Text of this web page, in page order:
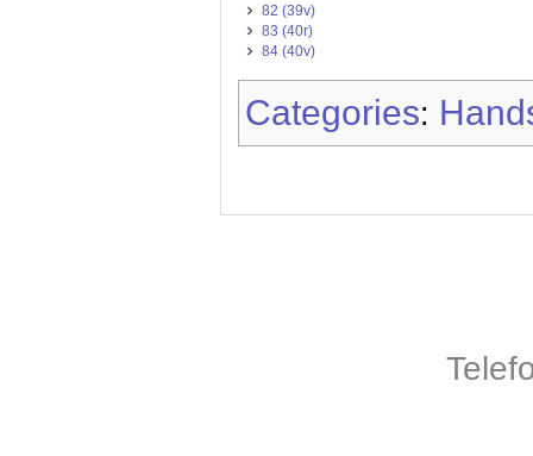
82 (39v)
83 (40r)
84 (40v)
Categories: